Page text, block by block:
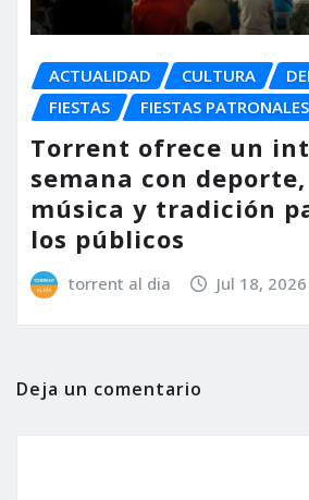
ACTUALIDAD CULTURA
FIESTAS
FIESTAS PATRONALES
Torrent ofrece un
semana con
música y tradición
los públicos
torrent al dia Jul 18, 2026
Deja un comentario